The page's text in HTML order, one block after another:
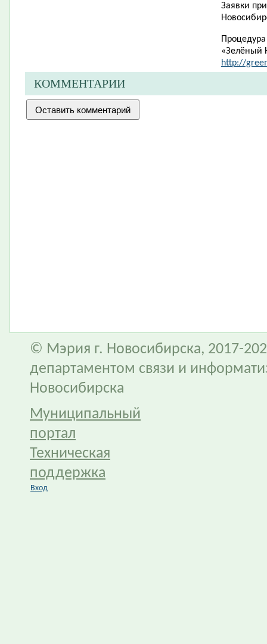
Заявки
«Зелёный
http://
КОММЕНТАРИИ
© Мэрия г. Новосибирска, 2017-
департаментом связи и
Новосибирска
Муниципальный
портал
Техническая
поддержка
Вход